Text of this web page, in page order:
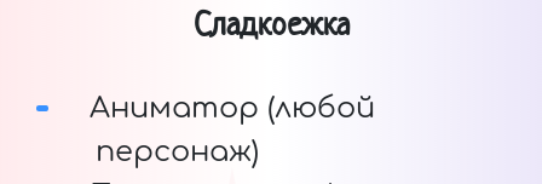
Сладкоежка
Аниматор (любой
персонаж)